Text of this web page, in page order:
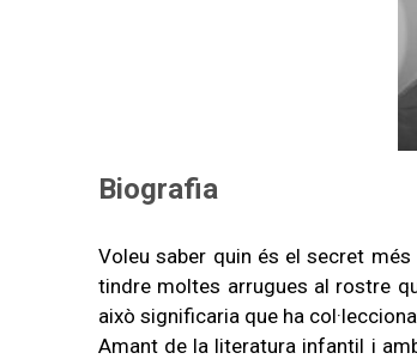
Biografia
Voleu saber quin és el secret
tindre moltes arrugues al rostre
això significaria que ha
Amant de la literatura infantil i